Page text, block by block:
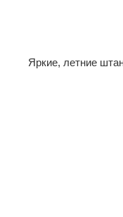
Яркие, летние